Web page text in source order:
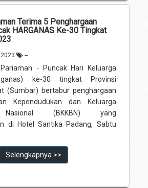
Terima 5 Penghargaan
HARGANAS Ke-30 Tingkat
2023 --
- Puncak Hari Keluarga
ke-30 tingkat Provinsi
(Sumbar) bertabur penghargaan
Kependudukan dan Keluarga
Nasional (BKKBN) yang
di Hotel Santika Padang, Sabtu
Selengkapnya >>